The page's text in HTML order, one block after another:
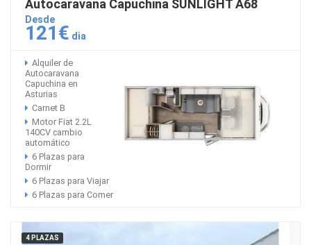
Autocaravana Capuchina SUNLIGHT A68
Desde
121€ dia
Alquiler de
Autocaravana
Capuchina en
Asturias
Carnet B
Motor Fiat 2.2L
140CV cambio
automático
6 Plazas para
Dormir
6 Plazas para Viajar
6 Plazas para Comer
4 PLAZAS